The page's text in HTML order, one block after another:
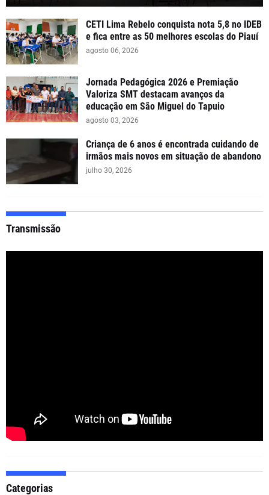
CETI Lima Rebelo conquista nota 5,8 no IDEB
e fica entre as 50 melhores escolas do Piauí
agosto 06, 2026
Jornada Pedagógica 2026 e Premiação
Valoriza SMT destacam avanços da
educação em São Miguel do Tapuio
agosto 03, 2026
Criança de 6 anos é encontrada cuidando de
irmãos mais novos em situação de abandono
julho 30, 2026
Transmissão
Categorias